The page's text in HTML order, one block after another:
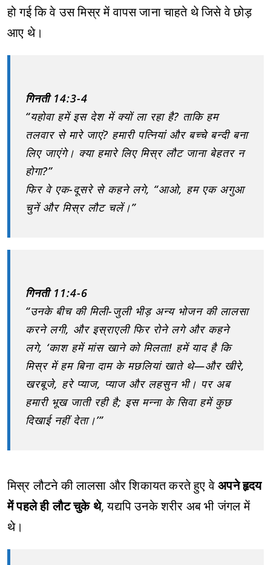
हो गई कि वे उस मिस्र में वापस जाना चाहते थे जिसे वे छोड़
आए थे।
गिनती 14:3-4
“यहोवा हमें इस देश में क्यों ला रहा है? ताकि हम
तलवार से मारे जाएं? हमारी पत्नियां और बच्चे बन्दी बना
लिए जाएंगे। क्या हमारे लिए मिस्र लौट जाना बेहतर न
होगा?”
फिर वे एक-दूसरे से कहने लगे, “आओ, हम एक अगुआ
चुनें और मिस्र लौट चलें।”
गिनती 11:4-6
“उनके बीच की मिली-जुली भीड़ अन्य भोजन की लालसा
करने लगी, और इस्राएली फिर रोने लगे और कहने
लगे, ‘काश हमें मांस खाने को मिलता! हमें याद है कि
मिस्र में हम बिना दाम के मछलियां खाते थे—और खीरे,
खरबूजे, हरे प्याज, प्याज और लहसुन भी। पर अब
हमारी भूख जाती रही है; इस मन्ना के सिवा हमें कुछ
दिखाई नहीं देता।’”
मिस्र लौटने की लालसा और शिकायत करते हुए वेअपने हृदय
में पहले ही लौट चुके थे, यद्यपि उनके शरीर अब भी जंगल में
थे।